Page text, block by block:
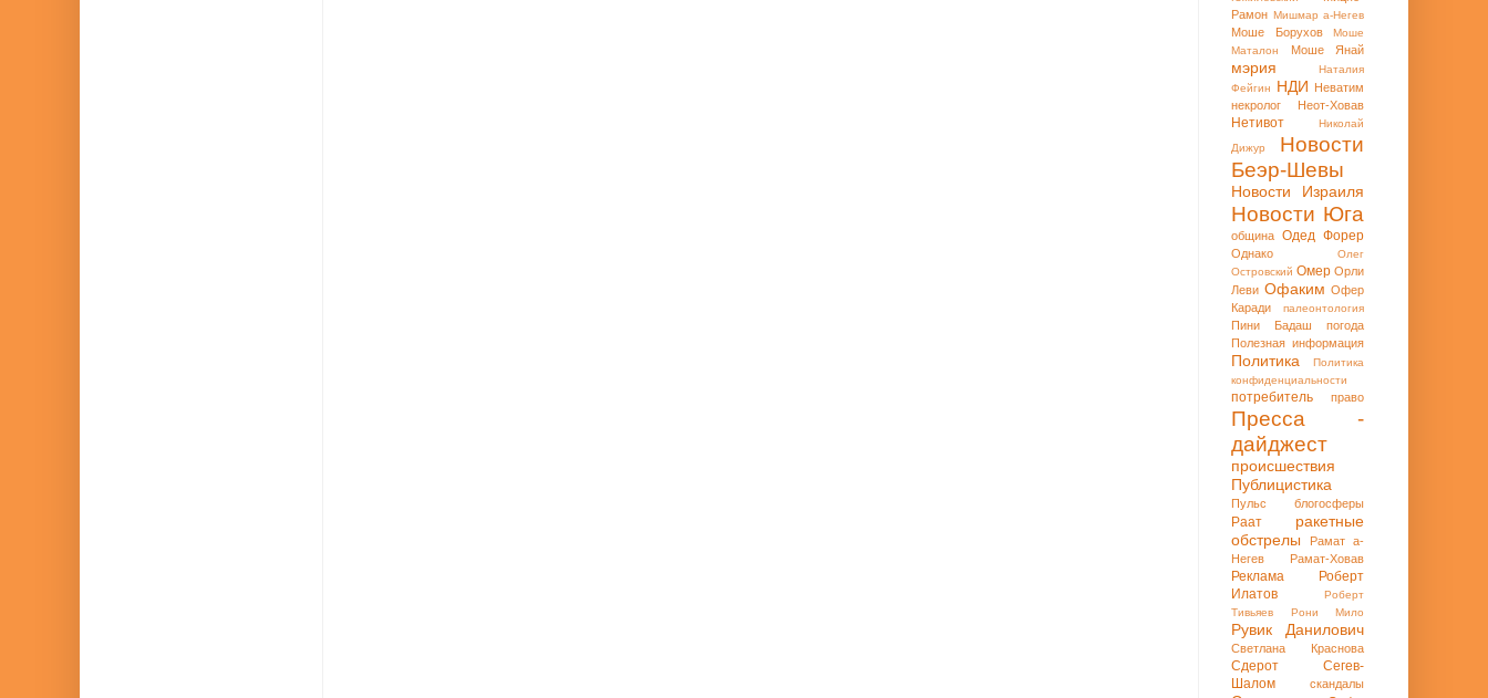
Рамон Мишмар а-Негев
Моше Борухов
Моше
Маталон
Моше Янай
мэрия
Наталия
Фейгин
НДИ Неватим
некролог
Неот-Ховав
Нетивот
Николай
Дижур
Новости
Беэр-Шевы
Новости Израиля
Новости Юга
община Одед Форер
Однако
Олег
Островский Омер Орли
Леви Офаким Офер
Каради
палеонтология
Пини Бадаш
погода
Полезная информация
Политика
Политика
конфиденциальности
потребитель право
Пресса -
дайджест
происшествия
Публицистика
Пульс блогосферы
Раат
ракетные
обстрелы
Рамат а-
Негев
Рамат-Ховав
Реклама
Роберт
Илатов
Роберт
Тивьяев
Рони Мило
Рувик Данилович
Светлана Краснова
Сдерот
Сегев-
Шалом
скандалы